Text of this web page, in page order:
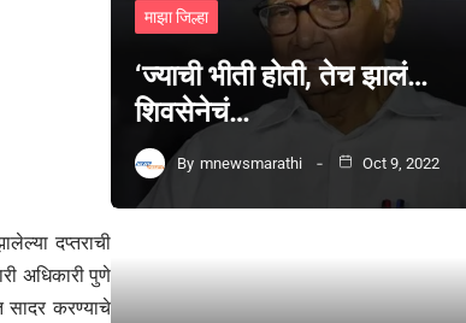
दप्तराची
अधिकारी पुणे
सादर करण्याचे
माझा जिल्हा
‘ज्याची भीती होती, तेच झालं…
शिवसेनेचं…
By mnewsmarathi Oct 9, 2022